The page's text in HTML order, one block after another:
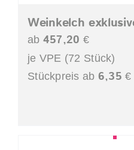
Weinkelch
ab 457,20 €
je VPE (72 Stück)
Stückpreis ab 6,35 €